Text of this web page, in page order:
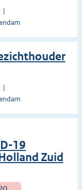
19
Zuid